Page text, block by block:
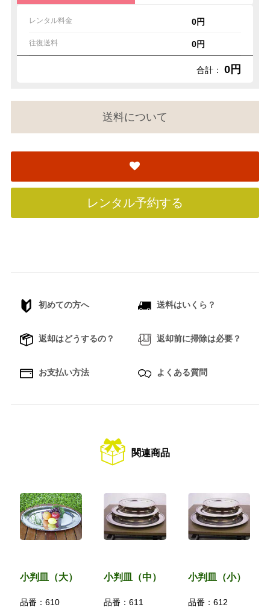
レンタル料金 0円
往復送料 0円
合計： 0円
送料について
レンタル予約する
初めての方へ 送料はいくら？
返却はどうするの？ 返却前に掃除は必要？
お支払い方法 よくある質問
関連商品
小判皿（大）
品番： 610
小判皿（中）
品番：611
小判皿（小）
品番：612